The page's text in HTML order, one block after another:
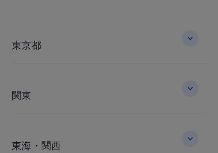
東京都
関東
東海・関西